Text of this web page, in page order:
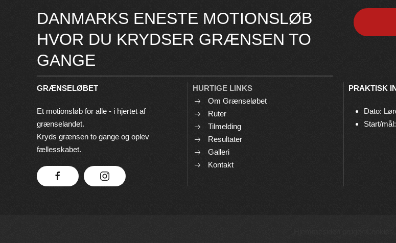
DANMARKS ENESTE MOTIONSLØB
HVOR DU KRYDSER GRÆNSEN TO
GANGE
GRÆNSELØBET
Et motionsløb for alle - i hjertet af
grænselandet.
Kryds grænsen to gange og oplev
fællesskabet.
HURTIGE LINKS
Om Grænseløbet
Ruter
Tilmelding
Resultater
Galleri
Kontakt
PRAKTISK
Dato:
Start/